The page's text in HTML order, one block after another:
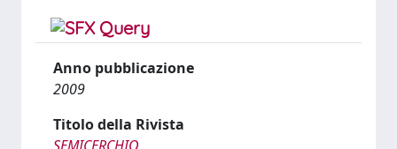
Anno pubblicazione
2009
Titolo della Rivista